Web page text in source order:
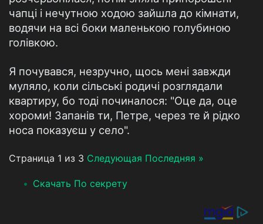
чапці і нечутною ходою зайшла до кімнати,
водячи на всі боки маленькою голубиною
голівкою.
Я почувався, незручно, щось мені завжди
муляло, коли сільські родичі розглядали
квартиру, бо тоді починалося: "Оце да, оце
хороми! Запанів ти, Петре, через те й рідко
носа показуєш у село".
Страница 1 из 3 Следующая Последняя »
Скачать По секрету